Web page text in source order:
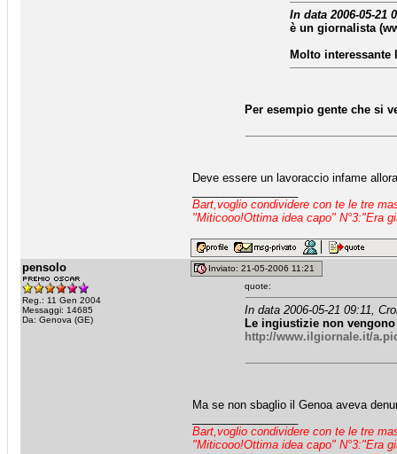
In data 2006-05-21
è un giornalista
Molto
Per esempio gente che si
Deve essere un lavoraccio infame
Bart,voglio condividere con te le tre
"Miticooo!Ottima idea capo" N°3:"Era
pensolo
Reg.: 11 Gen 2004
Messaggi: 14685
Da: Genova (GE)
Inviato: 21-05-2006 11:21
quote:
In data 2006-05-21 09:11,
Le ingiustizie non
http://www.ilgiornale.it/
Ma se non sbaglio il Genoa aveva
Bart,voglio condividere con te le tre
"Miticooo!Ottima idea capo" N°3:"Era